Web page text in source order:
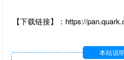
【下载链接】：https://
本站说